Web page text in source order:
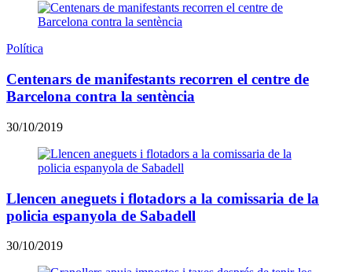
Política
Centenars de manifestants recorren el centre de
Barcelona contra la sentència
30/10/2019
Llencen aneguets i flotadors a la comissaria de la
policia espanyola de Sabadell
30/10/2019